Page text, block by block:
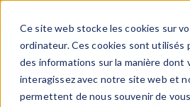
Ce site web stocke les cookies sur
ordinateur. Ces cookies sont utilisés
des informations sur la manière dont
interagissez avec notre site web et
permettent de nous souvenir de
CONNEXION
Discussion Forum